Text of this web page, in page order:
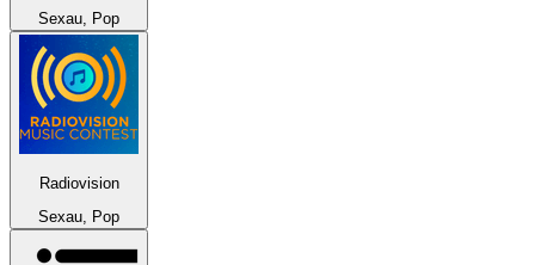
Sexau, Pop
Radiovision
Sexau, Pop